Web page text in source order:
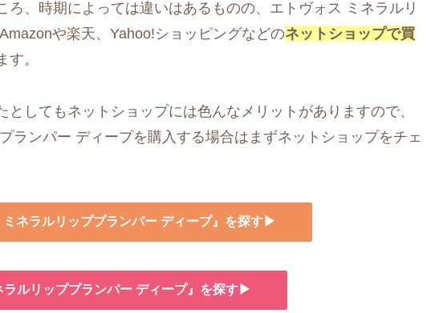
ろ、時期によっては違いはあるものの、エトヴォス ミネラルリ
や楽天、Yahoo!ショッピングなどのネットショップで買
す。
としてもネットショップには色んなメリットがありますので、
ランパー ディープを購入する場合はまずネットショップをチェ
ネラルリッププランパー ディープ』を探す▶
ラルリッププランパー ディープ』を探す▶